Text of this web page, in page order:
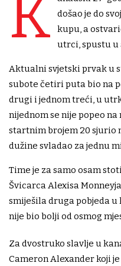
K
došao je do
kupu, a
utrci, spustu
Aktualni svjetski prvak u
subote četiri puta bio na
drugi i jednom treći, u
nijednom se nije popeo na
startnim brojem 20 sjurio
dužine svladao za jednu
Time je za samo osam
Švicarca Alexisa
smiješila druga pobjeda
nije bio bolji od osmog
Za dvostruko slavlje u
Cameron Alexander koji